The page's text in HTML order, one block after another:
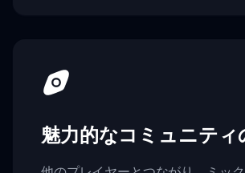
魅力的なコミュニティ